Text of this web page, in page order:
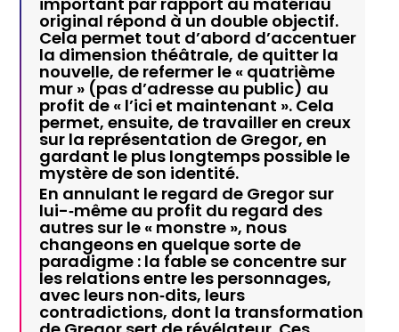
original répond à un double objectif.
Cela permet tout d’abord d’accentuer
la dimension théâtrale, de quitter la
nouvelle, de refermer le « quatrième
mur » (pas d’adresse au public) au
profit de « l’ici et maintenant ». Cela
permet, ensuite, de travailler en creux
sur la représentation de Gregor, en
gardant le plus longtemps possible le
mystère de son identité.
En annulant le regard de Gregor sur
lui-­‐même au profit du regard des
autres sur le « monstre », nous
changeons en quelque sorte de
paradigme : la fable se concentre sur
les relations entre les personnages,
avec leurs non‐dits, leurs
contradictions, dont la transformation